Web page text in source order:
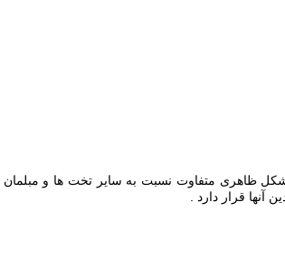
های کودک و نوجوان با شکل ظاهری متفاوت نسبت به سایر
قرار دارد .